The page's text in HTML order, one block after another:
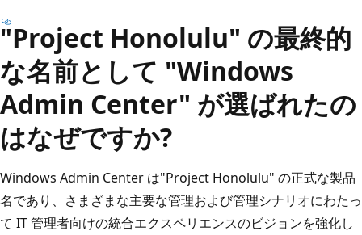
"Project Honolulu" の最終的
な名前として "Windows
Admin Center" が選ばれたの
はなぜですか?
Windows Admin Center は"Project Honolulu" の正式な製品
名であり、さまざまな主要な管理および管理シナリオにわたっ
て IT 管理者向けの統合エクスペリエンスのビジョンを強化し